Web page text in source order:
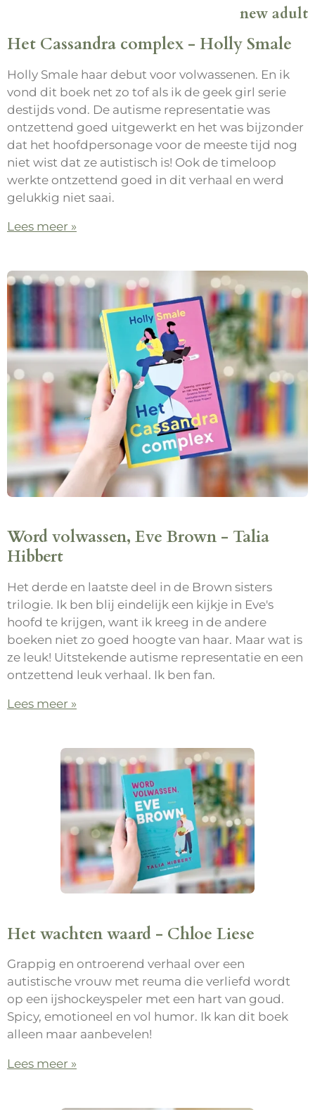
new adult
Het Cassandra complex - Holly Smale
Holly Smale haar debut voor volwassenen. En ik
vond dit boek net zo tof als ik de geek girl serie
destijds vond. De autisme representatie was
ontzettend goed uitgewerkt en het was bijzonder
dat het hoofdpersonage voor de meeste tijd nog
niet wist dat ze autistisch is! Ook de timeloop
werkte ontzettend goed in dit verhaal en werd
gelukkig niet saai.
Lees meer »
Word volwassen, Eve Brown - Talia
Hibbert
Het derde en laatste deel in de Brown sisters
trilogie. Ik ben blij eindelijk een kijkje in Eve's
hoofd te krijgen, want ik kreeg in de andere
boeken niet zo goed hoogte van haar. Maar wat is
ze leuk! Uitstekende autisme representatie en een
ontzettend leuk verhaal. Ik ben fan.
Lees meer »
Het wachten waard - Chloe Liese
Grappig en ontroerend verhaal over een
autistische vrouw met reuma die verliefd wordt
op een ijshockeyspeler met een hart van goud.
Spicy, emotioneel en vol humor. Ik kan dit boek
alleen maar aanbevelen!
Lees meer »